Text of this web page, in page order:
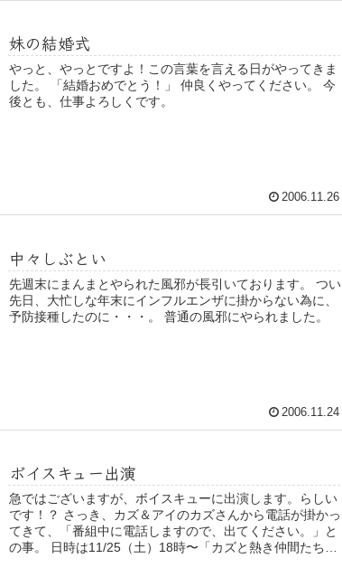
妹の結婚式
やっと、やっとですよ！この言葉を言える日がやってきま
した。 「結婚おめでとう！」 仲良くやってください。 今
後とも、仕事よろしくです。
2006.11.26
中々しぶとい
先週末にまんまとやられた風邪が長引いております。 つい
先日、大忙しな年末にインフルエンザに掛からない為に、
予防接種したのに・・・。 普通の風邪にやられました。
2006.11.24
ボイスキュー出演
急ではございますが、ボイスキューに出演します。らしい
です！？ さっき、カズ＆アイのカズさんから電話が掛かっ
てきて、「番組中に電話しますので、出てください。」と
の事。 日時は11/25（土）18時〜「カズと熱き仲間たち」